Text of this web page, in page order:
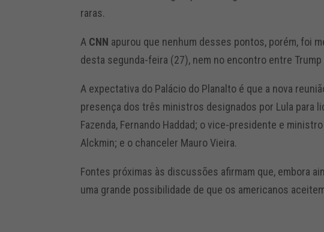
raras.
A CNN apurou que nenhum desses pontos, porém, foi
desta segunda-feira (27), nem no encontro entre Trump
A expectativa do Palácio do Planalto é que a nova
presença dos três ministros designados por Lula para
Fazenda, Fernando Haddad; o vice-presidente e
Alckmin; e o chanceler Mauro Vieira.
Fontes próximas às discussões afirmam que, embora
uma grande possibilidade de que os americanos